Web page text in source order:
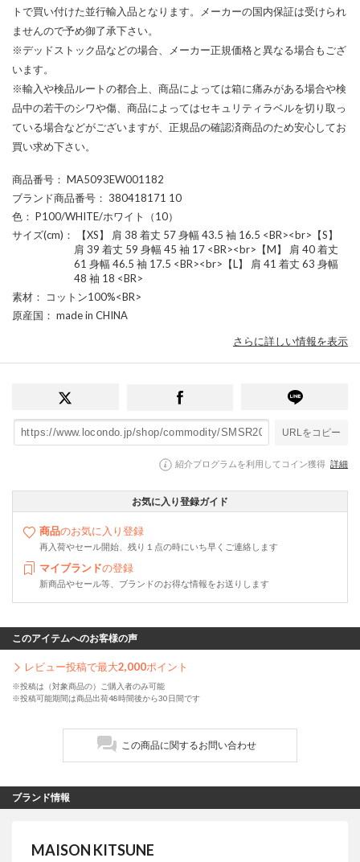
トで買い付けた並行輸入品となります。メーカーの国内保証は受けられ
ませんので予め御了承下さい。
※デッドストック品などの場合、メーカー正規価格と異なる場合もござ
います。
※輸入や検品ルートの都合上、商品によっては箱に痛みがある場合や検
品中の若干のシワや傷、商品によってはセキュリティラベルを切り取っ
ている場合などがございますが、正規品の確認済商品のため安心してお
買い求め下さい。
商品番号 ： MA5093EW001182
ブランド商品番号 ： 380418171 10
色 ： P100/WHITE/ホワイト（10）
サイズ(cm) ： 【XS】 肩 38 着丈 57 身幅 43.5 袖 16.5 <BR><br>【S】
肩 39 着丈 59 身幅 45 袖 17 <BR><br>【M】 肩 40 着丈
61 身幅 46.5 袖 17.5 <BR><br>【L】 肩 41 着丈 63 身幅
48 袖 18 <BR>
素材 ： コットン100%<BR>
原産国 ： made in CHINA
さらに詳しい情報を表示
URLをコピー
紹介プログラムを利用してコイン獲得 詳細
お気に入り登録ガイド
商品のお気に入り登録
再入荷やセール開始、残り１点の時にいち早くご連絡します
マイブランドの登録
新商品やセール等、ブランドのお得な情報をお送りします
このアイテムへのお客様の声
レビュー投稿で最大2,000ポイント
※投稿は（対象商品の）ご購入者のみ可能
※投稿可能期間は商品出荷48時間後から30日間です
この商品に関するお問い合わせ
ブランド情報
MAISON KITSUNE